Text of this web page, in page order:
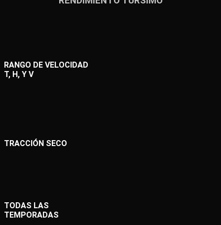
RANGO DE VELOCIDAD
T, H, Y V
TRACCIÓN SECO
TODAS LAS
TEMPORADAS